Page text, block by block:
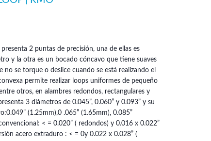
2 puntas de precisión, una de ellas es
y la otra es un bocado cóncavo que tiene suaves
no se torque o deslice cuando se está realizando el
permite realizar loops uniformes de pequeño
otros, en alambres redondos, rectangulares y
3 diámetros de 0.045”, 0.060” y 0.093” y su
(1.25mm),0 .065” (1.65mm), 0.085”
< = 0.020” ( redondos) y 0.016 x 0.022”
acero extraduro : < = 0y 0.022 x 0.028” (